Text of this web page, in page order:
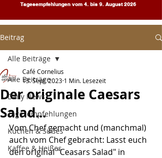
Tagesempfehlungen vom 4. bis 9. August 2026
Beitrag
Alle Beiträge
Daily News
Tagesempfehlungen
Kuchen & Süßes
Kaffee & Heißes
Alle Beiträge
Der originale Caesars
Salad...
Café Cornelius
13. Sept. 2023 1 Min. Lesezeit
Vom Chef gemacht und (manchmal)
auch vom Chef gebracht: Lasst euch
den original "Ceasars Salad" in